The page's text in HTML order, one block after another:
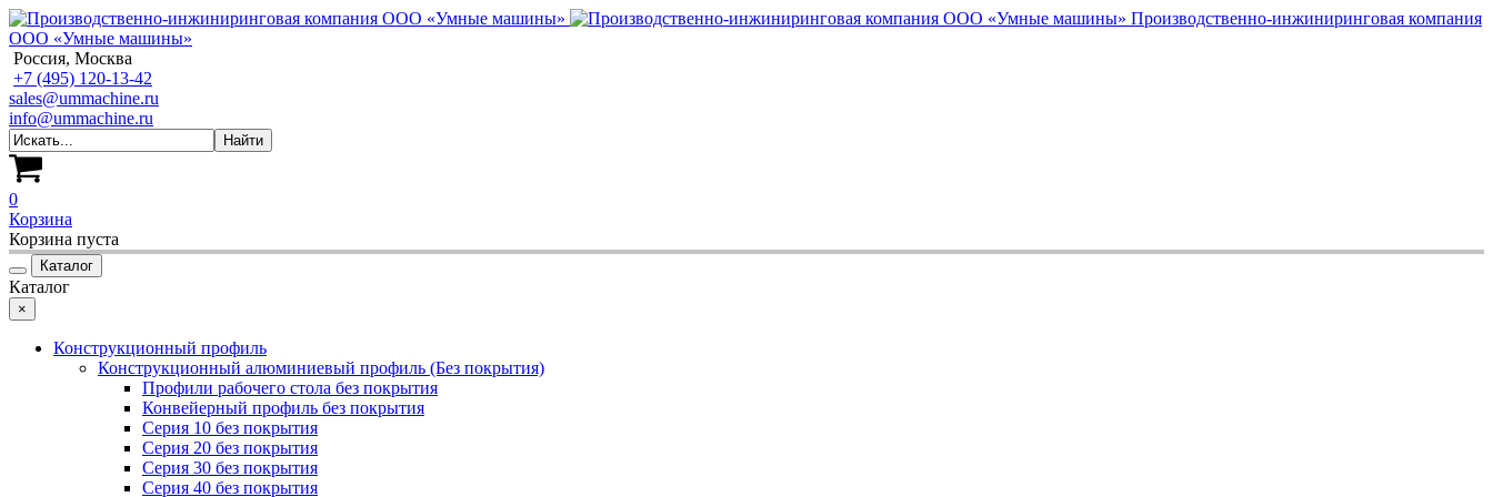
Производственно-инжиниринговая компания
ООО «Умные машины»
Россия, Москва
+7 (495) 120-13-42
sales@ummachine.ru
info@ummachine.ru
0
Корзина
Корзина пуста
Каталог
Каталог
×
Конструкционный профиль
Конструкционный алюминиевый профиль (Без покрытия)
Профили рабочего стола без покрытия
Конвейерный профиль без покрытия
Серия 10 без покрытия
Серия 20 без покрытия
Серия 30 без покрытия
Серия 40 без покрытия